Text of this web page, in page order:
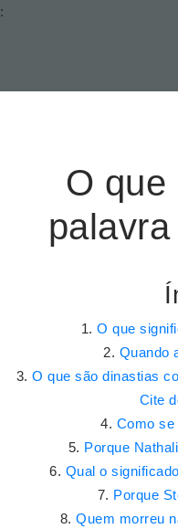
:
O
O que
Quando
O que são dinastias
Cite
Como se
Porque
Qual o
Porque
Quem morreu